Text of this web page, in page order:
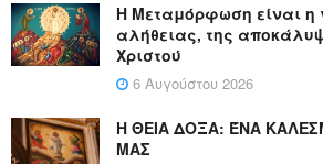
Η Μεταμόρφωση είναι η
αλήθειας, της
Χριστού
6 Αυγούστου 2026
Η ΘΕΙΑ ΔΟΞΑ: ΈΝΑ
ΜΑΣ